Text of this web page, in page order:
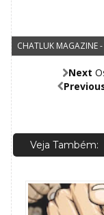
CHATLUK MAGAZINE
Next
Veja Também: